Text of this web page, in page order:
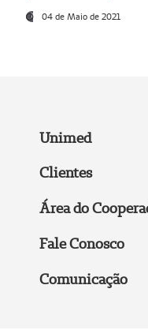
04 de Maio de 2021
Unimed
Clientes
Área do
Fale Conosco
Comunicação